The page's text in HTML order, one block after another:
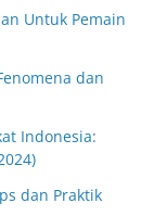
Untuk Pemain
dan
Indonesia:
dan Praktik